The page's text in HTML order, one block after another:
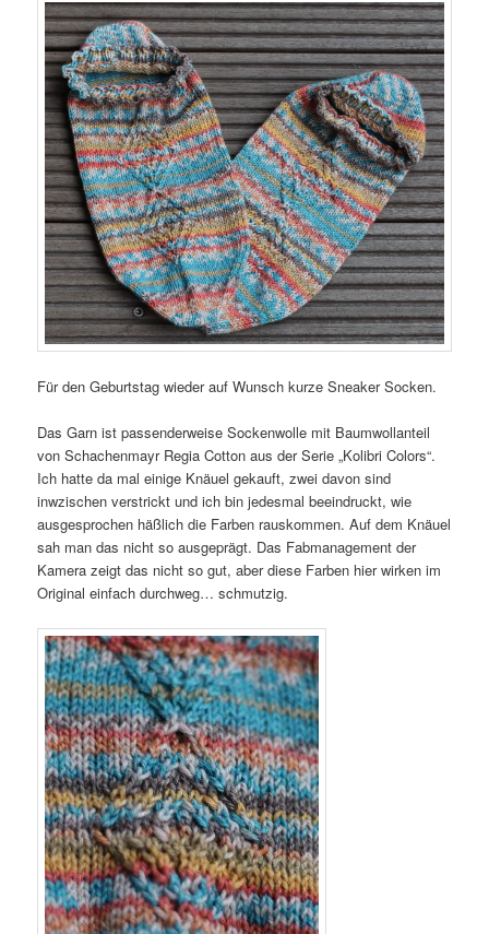
Für den Geburtstag wieder auf Wunsch kurze Sneaker Socken.
Das Garn ist passenderweise Sockenwolle mit Baumwollanteil
von Schachenmayr Regia Cotton aus der Serie „Kolibri Colors“.
Ich hatte da mal einige Knäuel gekauft, zwei davon sind
inwzischen verstrickt und ich bin jedesmal beeindruckt, wie
ausgesprochen häßlich die Farben rauskommen. Auf dem Knäuel
sah man das nicht so ausgeprägt. Das Fabmanagement der
Kamera zeigt das nicht so gut, aber diese Farben hier wirken im
Original einfach durchweg… schmutzig.